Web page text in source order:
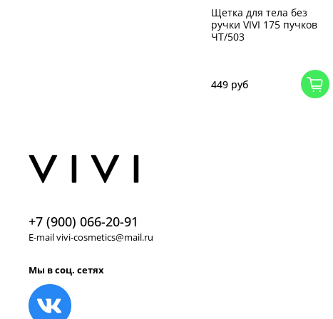
Щетка для тела без
ручки VIVI 175 пучков
ЧТ/503
449 руб
+7 (900) 066-20-91
E-mail vivi-cosmetics@mail.ru
Мы в соц. сетях